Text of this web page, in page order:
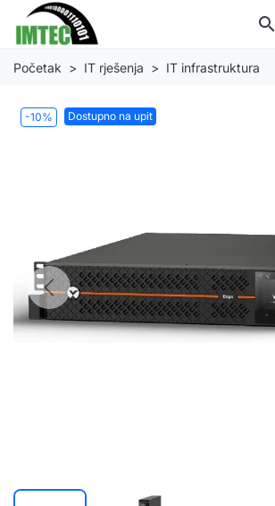
search
Početak IT rješenja IT infrastruktura
-10% Dostupno na upit
Previous